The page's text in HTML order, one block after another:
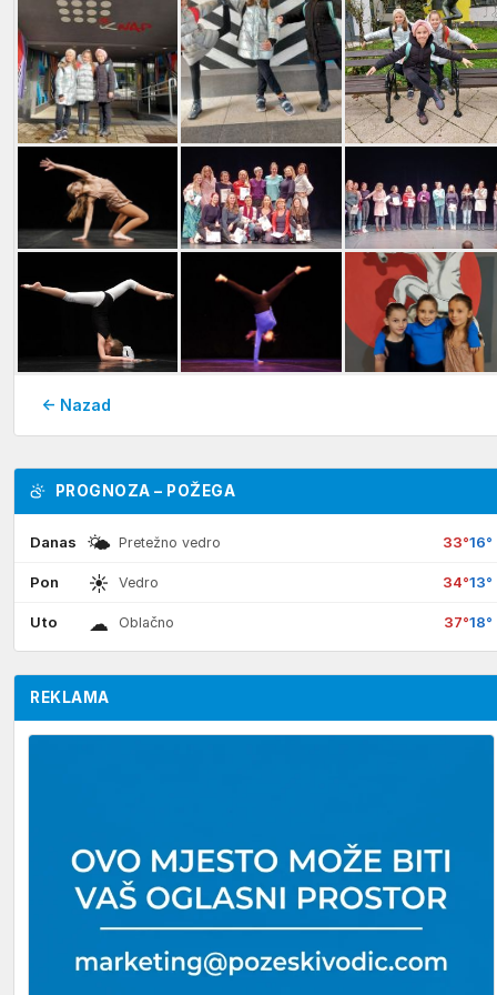
← Nazad
PROGNOZA – POŽEGA
Danas 🌤 Pretežno vedro 33°16°
Pon ☀ Vedro 34°13°
Uto ☁ Oblačno 37°18°
REKLAMA